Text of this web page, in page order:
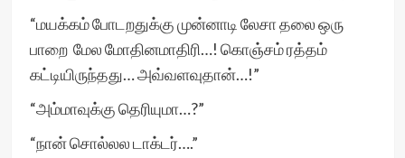
“மயக்கம் போடறதுக்கு முன்னாடி லேசா தலை ஒரு
பாறை மேல மோதினமாதிரி…! கொஞ்சம் ரத்தம்
கட்டியிருந்தது… அவ்வளவுதான்…!”
“அம்மாவுக்கு தெரியுமா…?”
“நான் சொல்லல டாக்டர்….”